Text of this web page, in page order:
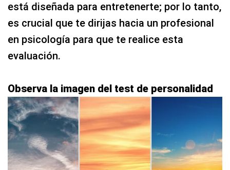
está diseñada para entretenerte; por lo tanto,
es crucial que te dirijas hacia un profesional
en psicología para que te realice esta
evaluación.
Observa la imagen del test de personalidad